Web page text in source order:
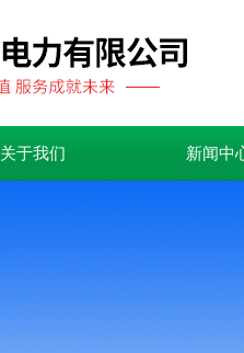
关于我们 新闻中